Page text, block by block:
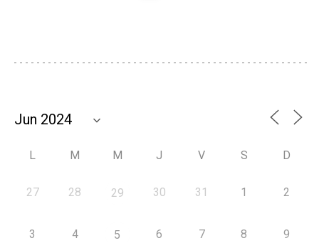
L M M J V S D
27 28 29 30 31 1 2
3 4 5 6 7 8 9